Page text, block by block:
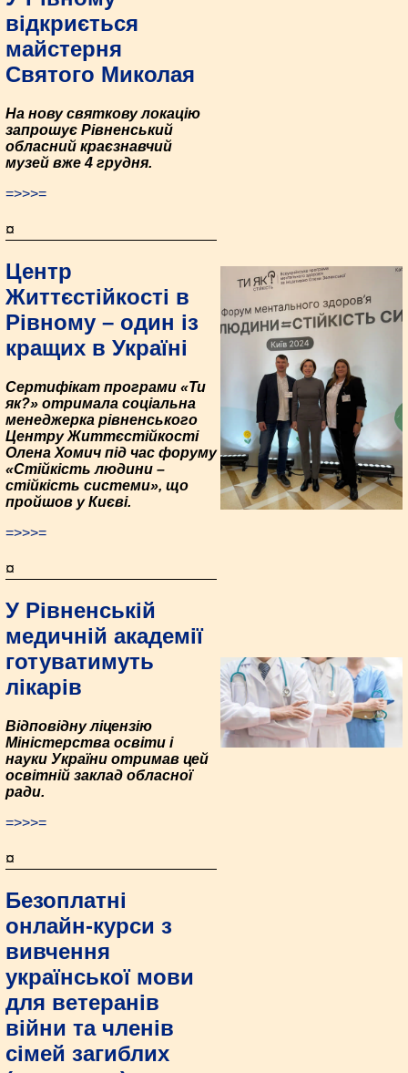
відкриється
майстерня
Святого Миколая
На нову святкову локацію
запрошує Рівненський
обласний краєзнавчий
музей вже 4 грудня.
=>>>=
¤
Центр
Життєстійкості в
Рівному – один із
кращих в Україні
Сертифікат програми «Ти
як?» отримала соціальна
менеджерка рівненського
Центру Життєстійкості
Олена Хомич під час форуму
«Стійкість людини –
стійкість системи», що
пройшов у Києві.
=>>>=
¤
У Рівненській
медичній академії
готуватимуть
лікарів
Відповідну ліцензію
Міністерства освіти і
науки України отримав цей
освітній заклад обласної
ради.
=>>>=
¤
Безоплатні
онлайн-курси з
вивчення
української мови
для ветеранів
війни та членів
сімей загиблих